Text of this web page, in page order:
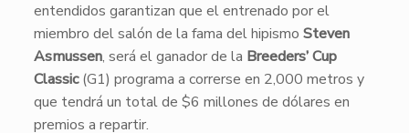
entendidos garantizan que el entrenado por el
miembro del salón de la fama del hipismo Steven
Asmussen, será el ganador de la Breeders’ Cup
Classic(G1) programa a correrse en 2,000 metros y
que tendrá un total de $6 millones de dólares en
premios a repartir.